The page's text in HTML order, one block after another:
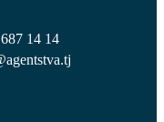
14 14